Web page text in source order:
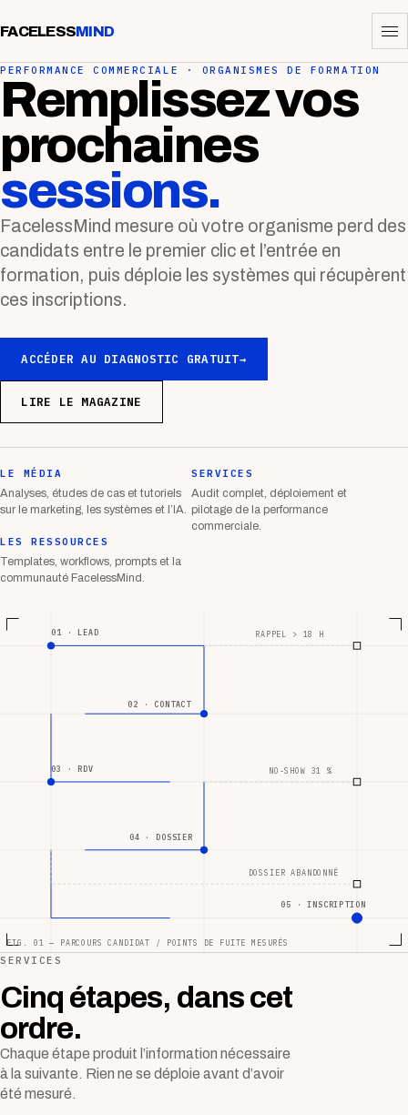
FACELESSMIND
PERFORMANCE COMMERCIALE · ORGANISMES DE FORMATION
Remplissez vos
prochaines
sessions.
FacelessMind mesure où votre organisme perd des
candidats entre le premier clic et l’entrée en
formation, puis déploie les systèmes qui récupèrent
ces inscriptions.
ACCÉDER AU DIAGNOSTIC GRATUIT→
LIRE LE MAGAZINE
LE MÉDIA
Analyses, études de cas et tutoriels
sur le marketing, les systèmes et l’IA.
SERVICES
Audit complet, déploiement et
pilotage de la performance
commerciale.
LES RESSOURCES
Templates, workflows, prompts et la
communauté FacelessMind.
01 · LEAD
02 · CONTACT
03 · RDV
04 · DOSSIER
05 · INSCRIPTION
RAPPEL > 18 H
NO-SHOW 31 %
DOSSIER ABANDONNÉ
FIG. 01 — PARCOURS CANDIDAT / POINTS DE FUITE MESURÉS
SERVICES
Cinq étapes, dans cet
ordre.
Chaque étape produit l’information nécessaire
à la suivante. Rien ne se déploie avant d’avoir
été mesuré.